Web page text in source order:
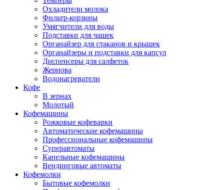
Охладители молока
Фильтр-корзины
Умягчители для воды
Подставки для чашек
Органайзер для стаканов и крышек
Органайзеры и подставки для капсул
Диспенсеры для салфеток
Жернова
Водонагреватели
Кофе
В зернах
Молотый
Кофемашины
Рожковые кофеварки
Автоматические кофемашины
Профессиональные кофемашины
Суперавтоматы
Капельные кофемашины
Вендинговые автоматы
Кофемолки
Бытовые кофемолки